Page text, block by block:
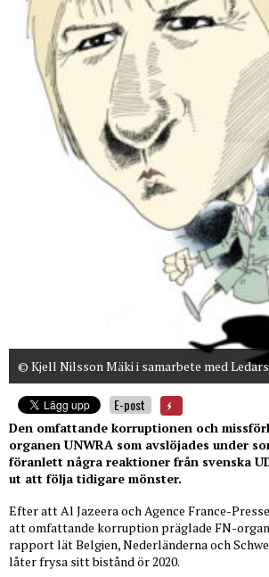
© Kjell Nilsson Mäki i samarbete med
E-post
Den omfattande korruptionen och
organen UNWRA som avslöjades under
föranlett några reaktioner från svenska
ut att följa tidigare mönster.
Efter att Al Jazeera och Agence France-
att omfattande korruption präglade FN-
rapport lät Belgien, Nederländerna och
låter frysa sitt bistånd ör 2020.